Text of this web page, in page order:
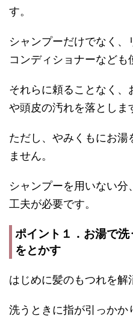
す。
シャンプーだけでなく、
コンディショナーなども
それらに頼ることなく
や頭皮の汚れを落としま
ただし、やみくもにお湯
ません。
シャンプーを用いない
工夫が必要です。
ポイント１．お湯で
をとかす
はじめに髪のもつれを解
洗うときに指が引っか